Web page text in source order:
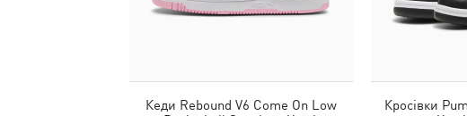
Кеди Rebound V6 Come On Low
Кросівки